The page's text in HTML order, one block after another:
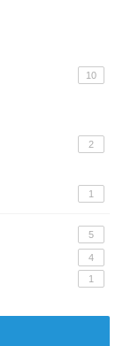
10
2
1
5
4
1